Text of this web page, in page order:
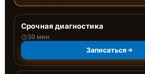
Срочная диагностика
30 мин
Записаться